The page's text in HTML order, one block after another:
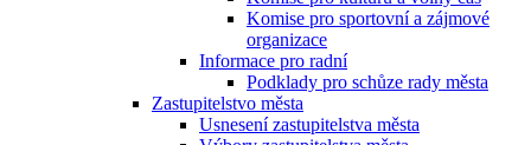
Komise pro sportovní a zájmové
organizace
Informace pro radní
Podklady pro schůze rady města
Zastupitelstvo města
Usnesení zastupitelstva města